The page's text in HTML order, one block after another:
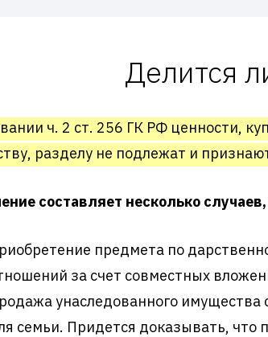
Делится
ч. 2 ст. 256 ГК РФ ценности,
разделу не подлежат и
составляет несколько
предмета по
за счет совместных
унаследованного
семьи. Придется доказывать, что